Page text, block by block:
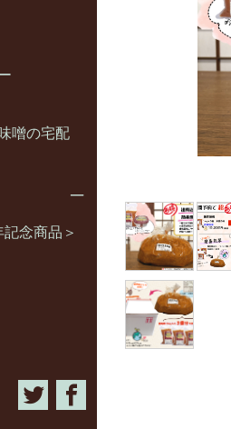
噌の宅配
念商品＞